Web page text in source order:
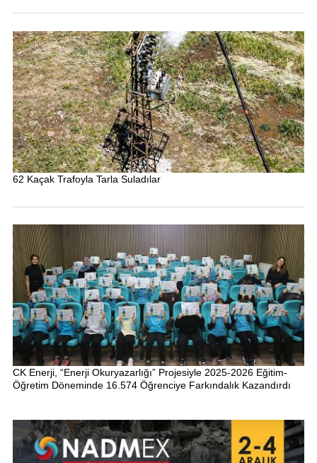
62 Kaçak Trafoyla Tarla Suladılar
CK Enerji, “Enerji Okuryazarlığı” Projesiyle 2025-2026 Eğitim-
Öğretim Döneminde 16.574 Öğrenciye Farkındalık Kazandırdı